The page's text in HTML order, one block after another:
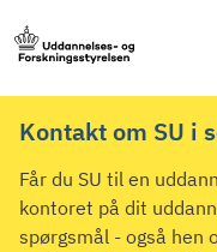
Kontakt om SU i
Får du SU til en
kontoret på dit
spørgsmål - også hen